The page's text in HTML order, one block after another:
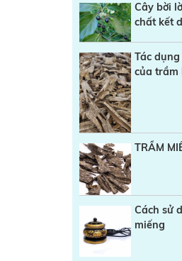
Cây bời
chất kết
sạch
Tác
của trầm
TRẦM
Cách sử
miếng